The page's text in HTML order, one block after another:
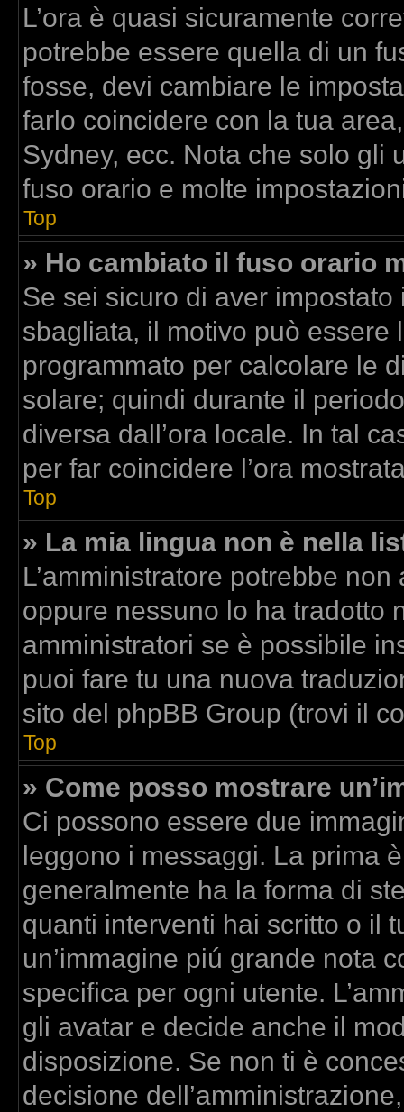
L’ora è quasi sicuramente
potrebbe essere quella di un
fosse, devi cambiare le
farlo coincidere con la tua
Sydney, ecc. Nota che solo gli
fuso orario e molte
Top
» Ho cambiato il fuso orario
Se sei sicuro di aver
sbagliata, il motivo può essere
programmato per calcolare le
solare; quindi durante il
diversa dall’ora locale. In tal
per far coincidere l’ora
Top
» La mia lingua non è nella
L’amministratore potrebbe
oppure nessuno lo ha tradotto
amministratori se è possibile
puoi fare tu una nuova
sito del phpBB Group (trovi il
Top
» Come posso mostrare
Ci possono essere due
leggono i messaggi. La prima
generalmente ha la forma di
quanti interventi hai scritto o il
un’immagine piú grande nota
specifica per ogni utente.
gli avatar e decide anche il
disposizione. Se non ti è
decisione